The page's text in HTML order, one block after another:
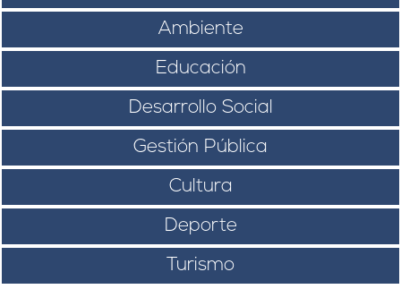
Ambiente
Educación
Desarrollo Social
Gestión Pública
Cultura
Deporte
Turismo